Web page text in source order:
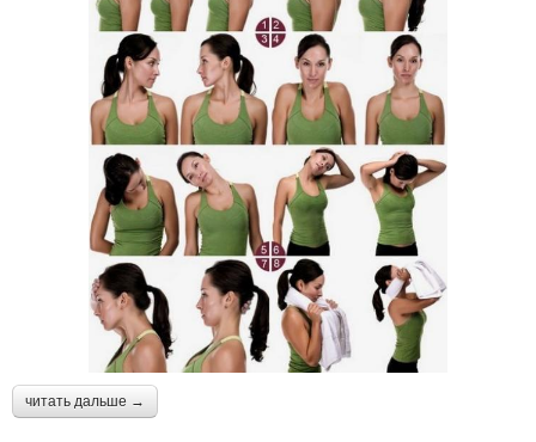
читать дальше →